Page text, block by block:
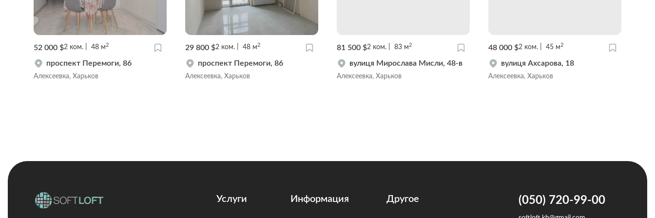
52 000 $2 ком. 48 м2
проспект Перемоги, 86
Алексеевка, Харьков
29 800 $2 ком. 48 м2
проспект Перемоги, 86
Алексеевка, Харьков
81 500 $2 ком. 83 м2
вулиця Мирослава Мисли, 48-в
Алексеевка, Харьков
48 000 $2 ком. 45 м2
вулиця Ахсарова, 18
Алексеевка, Харьков
Услуги Информация Другое (050) 720-99-00